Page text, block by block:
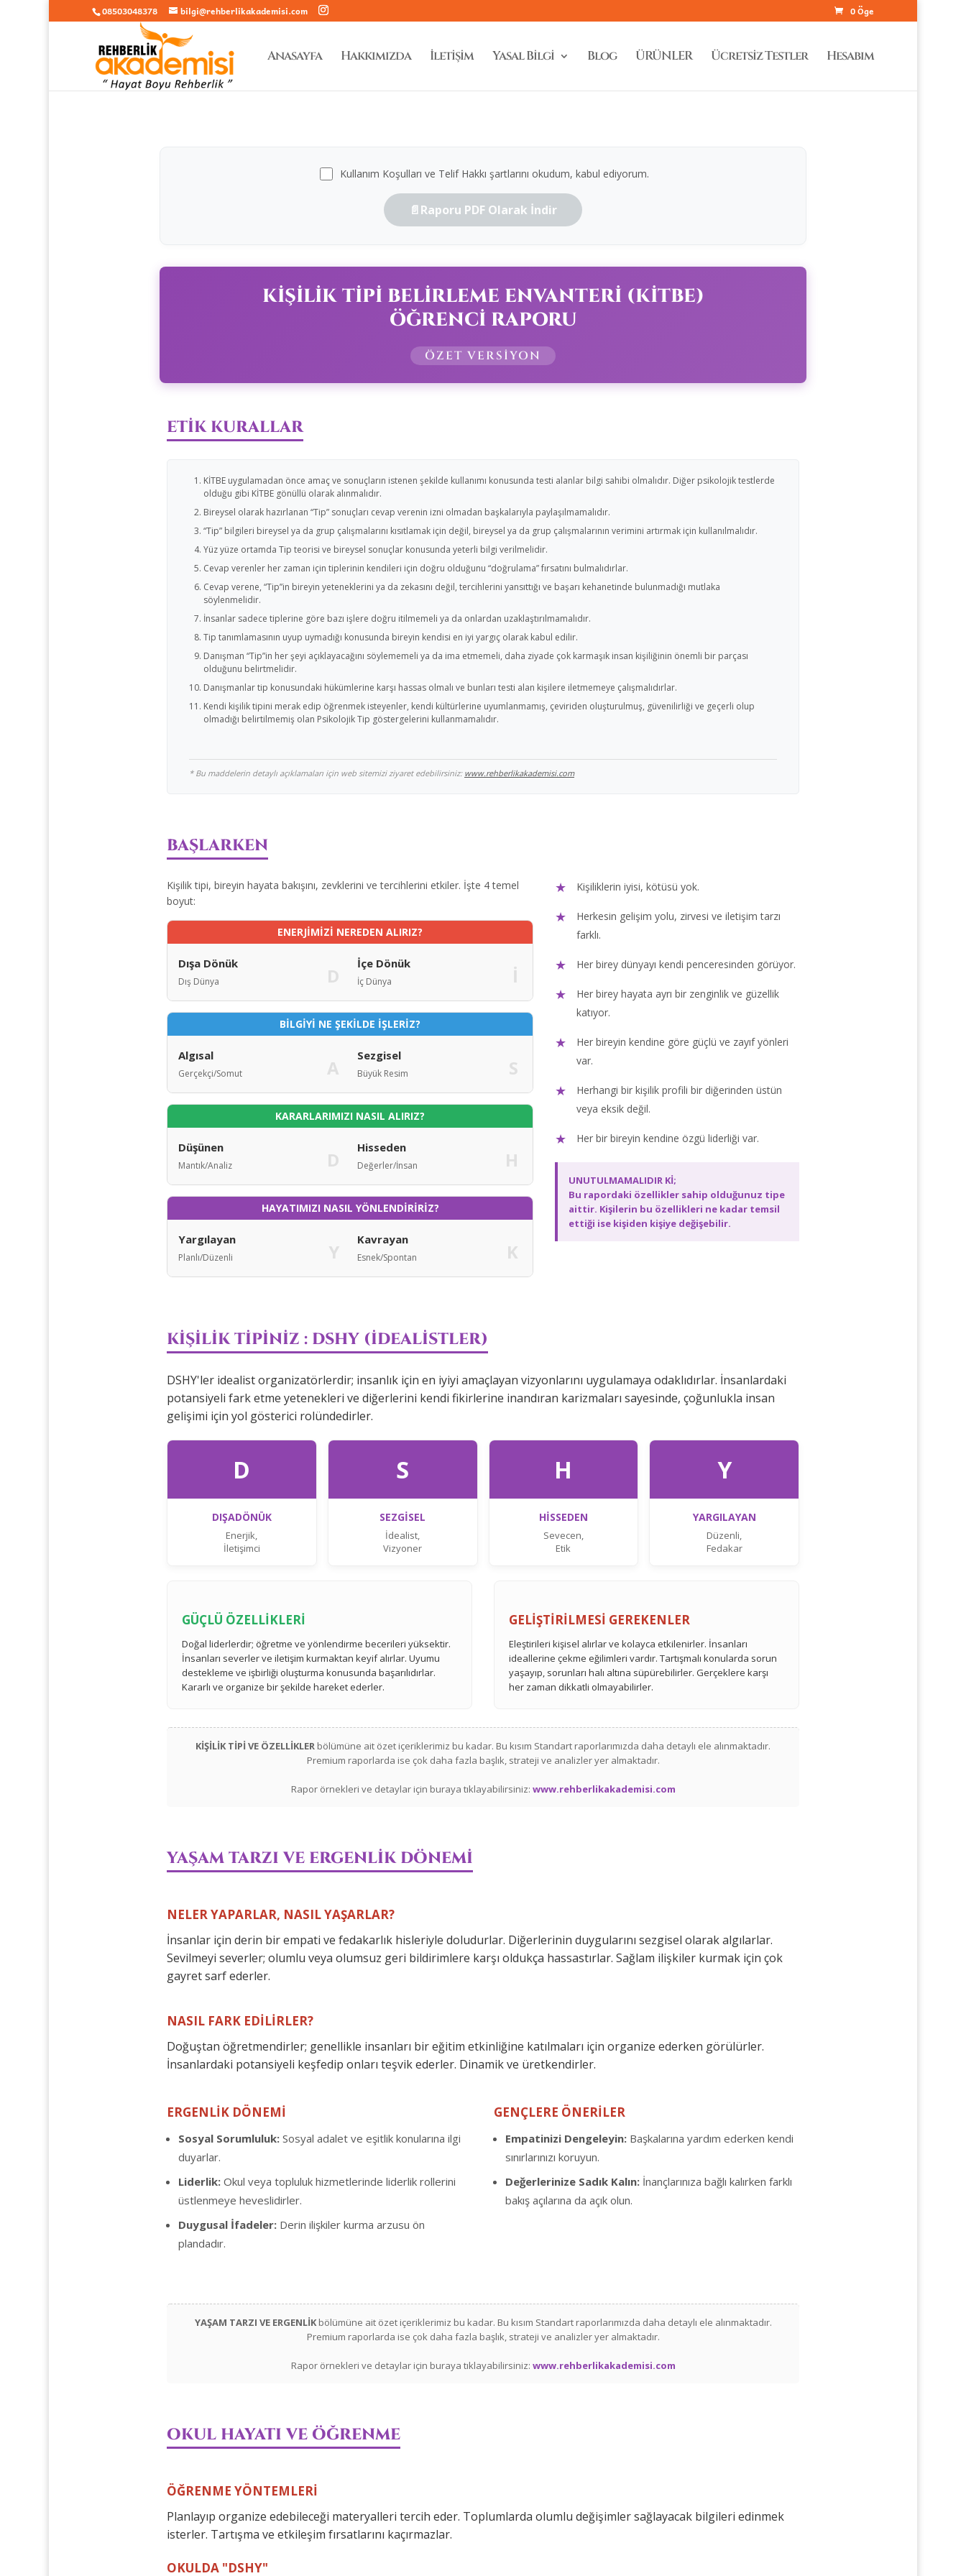
08503048378 bilgi@rehberlikakademisi.com 0 Öge
Anasayfa Hakkımızda İletişim Yasal Bilgi Blog ÜRÜNLER Ücretsiz Testler Hesabım
Kullanım Koşulları ve Telif Hakkı şartlarını okudum, kabul ediyorum.
📄Raporu PDF Olarak İndir
KİŞİLİK TİPİ BELİRLEME ENVANTERİ (KİTBE)
ÖĞRENCİ RAPORU
ÖZET VERSİYON
ETİK KURALLAR
KİTBE uygulamadan önce amaç ve sonuçların istenen şekilde kullanımı konusunda testi alanlar bilgi sahibi olmalıdır. Diğer psikolojik testlerde
olduğu gibi KİTBE gönüllü olarak alınmalıdır.
Bireysel olarak hazırlanan “Tip” sonuçları cevap verenin izni olmadan başkalarıyla paylaşılmamalıdır.
“Tip” bilgileri bireysel ya da grup çalışmalarını kısıtlamak için değil, bireysel ya da grup çalışmalarının verimini artırmak için kullanılmalıdır.
Yüz yüze ortamda Tip teorisi ve bireysel sonuçlar konusunda yeterli bilgi verilmelidir.
Cevap verenler her zaman için tiplerinin kendileri için doğru olduğunu “doğrulama” fırsatını bulmalıdırlar.
Cevap verene, “Tip”in bireyin yeteneklerini ya da zekasını değil, tercihlerini yansıttığı ve başarı kehanetinde bulunmadığı mutlaka
söylenmelidir.
İnsanlar sadece tiplerine göre bazı işlere doğru itilmemeli ya da onlardan uzaklaştırılmamalıdır.
Tip tanımlamasının uyup uymadığı konusunda bireyin kendisi en iyi yargıç olarak kabul edilir.
Danışman “Tip”in her şeyi açıklayacağını söylememeli ya da ima etmemeli, daha ziyade çok karmaşık insan kişiliğinin önemli bir parçası
olduğunu belirtmelidir.
Danışmanlar tip konusundaki hükümlerine karşı hassas olmalı ve bunları testi alan kişilere iletmemeye çalışmalıdırlar.
Kendi kişilik tipini merak edip öğrenmek isteyenler, kendi kültürlerine uyumlanmamış, çeviriden oluşturulmuş, güvenilirliği ve geçerli olup
olmadığı belirtilmemiş olan Psikolojik Tip göstergelerini kullanmamalıdır.
* Bu maddelerin detaylı açıklamaları için web sitemizi ziyaret edebilirsiniz: www.rehberlikakademisi.com
BAŞLARKEN
Kişilik tipi, bireyin hayata bakışını, zevklerini ve tercihlerini etkiler. İşte 4 temel
boyut:
ENERJİMİZİ NEREDEN ALIRIZ?
Dışa Dönük
Dış Dünya D
İçe Dönük
İç Dünya
BİLGİYİ NE ŞEKİLDE İŞLERİZ?
Algısal
Gerçekçi/Somut A
Sezgisel
Büyük Resim S
KARARLARIMIZI NASIL ALIRIZ?
Düşünen
Mantık/Analiz D
Hisseden
Değerler/İnsan H
HAYATIMIZI NASIL YÖNLENDİRİRİZ?
Yargılayan
Planlı/Düzenli Y
Kavrayan
Esnek/Spontan K
Kişiliklerin iyisi, kötüsü yok.
Herkesin gelişim yolu, zirvesi ve iletişim tarzı
farklı.
Her birey dünyayı kendi penceresinden görüyor.
Her birey hayata ayrı bir zenginlik ve güzellik
katıyor.
Her bireyin kendine göre güçlü ve zayıf yönleri
var.
Herhangi bir kişilik profili bir diğerinden üstün
veya eksik değil.
Her bir bireyin kendine özgü liderliği var.
UNUTULMAMALIDIR Kİ;
Bu rapordaki özellikler sahip olduğunuz tipe
aittir. Kişilerin bu özellikleri ne kadar temsil
ettiği ise kişiden kişiye değişebilir.
KİŞİLİK TİPİNİZ : DSHY (İDEALİSTLER)
DSHY'ler idealist organizatörlerdir; insanlık için en iyiyi amaçlayan vizyonlarını uygulamaya odaklıdırlar. İnsanlardaki
potansiyeli fark etme yetenekleri ve diğerlerini kendi fikirlerine inandıran karizmaları sayesinde, çoğunlukla insan
gelişimi için yol gösterici rolündedirler.
D
DIŞADÖNÜK
Enerjik,
İletişimci
S
SEZGİSEL
İdealist,
Vizyoner
H
HİSSEDEN
Sevecen,
Etik
Y
YARGILAYAN
Düzenli,
Fedakar
GÜÇLÜ ÖZELLİKLERİ
Doğal liderlerdir; öğretme ve yönlendirme becerileri yüksektir.
İnsanları severler ve iletişim kurmaktan keyif alırlar. Uyumu
destekleme ve işbirliği oluşturma konusunda başarılıdırlar.
Kararlı ve organize bir şekilde hareket ederler.
GELİŞTİRİLMESİ GEREKENLER
Eleştirileri kişisel alırlar ve kolayca etkilenirler. İnsanları
ideallerine çekme eğilimleri vardır. Tartışmalı konularda sorun
yaşayıp, sorunları halı altına süpürebilirler. Gerçeklere karşı
her zaman dikkatli olmayabilirler.
KİŞİLİK TİPİ VE ÖZELLİKLER bölümüne ait özet içeriklerimiz bu kadar. Bu kısım Standart raporlarımızda daha detaylı ele alınmaktadır.
Premium raporlarda ise çok daha fazla başlık, strateji ve analizler yer almaktadır.
Rapor örnekleri ve detaylar için buraya tıklayabilirsiniz: www.rehberlikakademisi.com
YAŞAM TARZI VE ERGENLİK DÖNEMİ
NELER YAPARLAR, NASIL YAŞARLAR?
İnsanlar için derin bir empati ve fedakarlık hisleriyle doludurlar. Diğerlerinin duygularını sezgisel olarak algılarlar.
Sevilmeyi severler; olumlu veya olumsuz geri bildirimlere karşı oldukça hassastırlar. Sağlam ilişkiler kurmak için çok
gayret sarf ederler.
NASIL FARK EDİLİRLER?
Doğuştan öğretmendirler; genellikle insanları bir eğitim etkinliğine katılmaları için organize ederken görülürler.
İnsanlardaki potansiyeli keşfedip onları teşvik ederler. Dinamik ve üretkendirler.
ERGENLİK DÖNEMİ
Sosyal Sorumluluk: Sosyal adalet ve eşitlik konularına ilgi
duyarlar.
Liderlik: Okul veya topluluk hizmetlerinde liderlik rollerini
üstlenmeye heveslidirler.
Duygusal İfadeler: Derin ilişkiler kurma arzusu ön
plandadır.
GENÇLERE ÖNERİLER
Empatinizi Dengeleyin: Başkalarına yardım ederken kendi
sınırlarınızı koruyun.
Değerlerinize Sadık Kalın: İnançlarınıza bağlı kalırken farklı
bakış açılarına da açık olun.
YAŞAM TARZI VE ERGENLİKbölümüne ait özet içeriklerimiz bu kadar. Bu kısım Standart raporlarımızda daha detaylı ele alınmaktadır.
Premium raporlarda ise çok daha fazla başlık, strateji ve analizler yer almaktadır.
Rapor örnekleri ve detaylar için buraya tıklayabilirsiniz: www.rehberlikakademisi.com
OKUL HAYATI VE ÖĞRENME
ÖĞRENME YÖNTEMLERİ
Planlayıp organize edebileceği materyalleri tercih eder. Toplumlarda olumlu değişimler sağlayacak bilgileri edinmek
isterler. Tartışma ve etkileşim fırsatlarını kaçırmazlar.
OKULDA "DSHY"